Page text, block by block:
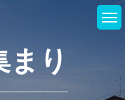
まり